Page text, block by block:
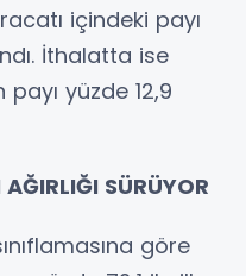
içindeki payı
İthalatta ise
yüzde 12,9
SÜRÜYOR
göre